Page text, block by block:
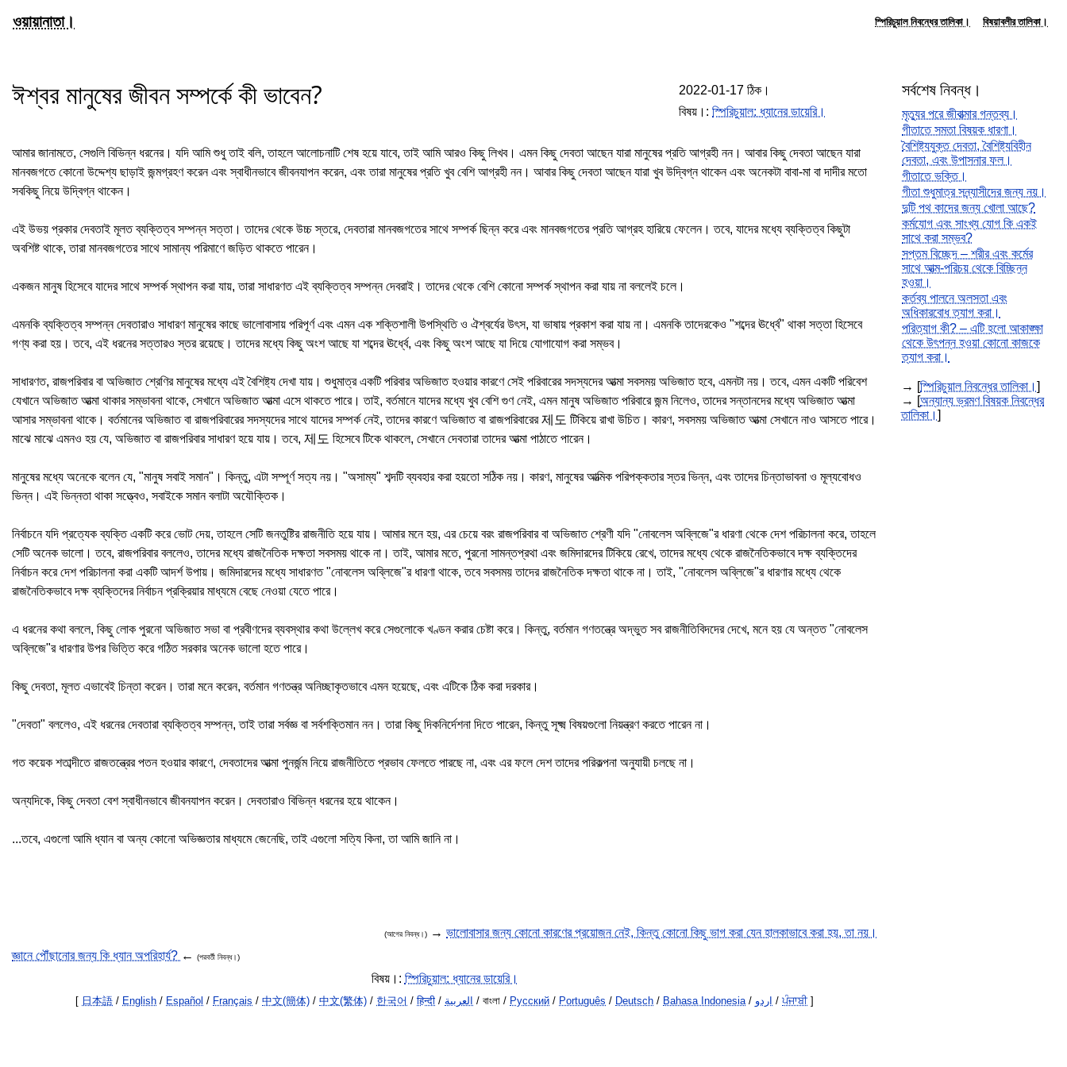
ওয়ায়ানাতা। স্পিরিচুয়াল নিবন্ধের তালিকা। বিষয়াবলীর তালিকা।
ঈশ্বর মানুষের জীবন সম্পর্কে কী ভাবেন?
2022-01-17 ঠিক।
বিষয়।: স্পিরিচুয়াল: ধ্যানের ডায়েরি।
আমার জানামতে, সেগুলি বিভিন্ন ধরনের। যদি আমি শুধু তাই বলি, তাহলে আলোচনাটি শেষ হয়ে যাবে, তাই আমি আরও কিছু লিখব। এমন কিছু দেবতা আছেন যারা মানুষের প্রতি আগ্রহী নন। আবার কিছু দেবতা আছেন যারা
মানবজগতে কোনো উদ্দেশ্য ছাড়াই জন্মগ্রহণ করেন এবং স্বাধীনভাবে জীবনযাপন করেন, এবং তারা মানুষের প্রতি খুব বেশি আগ্রহী নন। আবার কিছু দেবতা আছেন যারা খুব উদ্বিগ্ন থাকেন এবং অনেকটা বাবা-মা বা দাদীর মতো
সবকিছু নিয়ে উদ্বিগ্ন থাকেন।
এই উভয় প্রকার দেবতাই মূলত ব্যক্তিত্ব সম্পন্ন সত্তা। তাদের থেকে উচ্চ স্তরে, দেবতারা মানবজগতের সাথে সম্পর্ক ছিন্ন করে এবং মানবজগতের প্রতি আগ্রহ হারিয়ে ফেলেন। তবে, যাদের মধ্যে ব্যক্তিত্ব কিছুটা
অবশিষ্ট থাকে, তারা মানবজগতের সাথে সামান্য পরিমাণে জড়িত থাকতে পারেন।
একজন মানুষ হিসেবে যাদের সাথে সম্পর্ক স্থাপন করা যায়, তারা সাধারণত এই ব্যক্তিত্ব সম্পন্ন দেবরাই। তাদের থেকে বেশি কোনো সম্পর্ক স্থাপন করা যায় না বললেই চলে।
এমনকি ব্যক্তিত্ব সম্পন্ন দেবতারাও সাধারণ মানুষের কাছে ভালোবাসায় পরিপূর্ণ এবং এমন এক শক্তিশালী উপস্থিতি ও ঐশ্বর্যের উৎস, যা ভাষায় প্রকাশ করা যায় না। এমনকি তাদেরকেও "শব্দের ঊর্ধ্বে" থাকা সত্তা হিসেবে
গণ্য করা হয়। তবে, এই ধরনের সত্তারও স্তর রয়েছে। তাদের মধ্যে কিছু অংশ আছে যা শব্দের ঊর্ধ্বে, এবং কিছু অংশ আছে যা দিয়ে যোগাযোগ করা সম্ভব।
সাধারণত, রাজপরিবার বা অভিজাত শ্রেণির মানুষের মধ্যে এই বৈশিষ্ট্য দেখা যায়। শুধুমাত্র একটি পরিবার অভিজাত হওয়ার কারণে সেই পরিবারের সদস্যদের আত্মা সবসময় অভিজাত হবে, এমনটা নয়। তবে, এমন একটি পরিবেশ
যেখানে অভিজাত আত্মা থাকার সম্ভাবনা থাকে, সেখানে অভিজাত আত্মা এসে থাকতে পারে। তাই, বর্তমানে যাদের মধ্যে খুব বেশি গুণ নেই, এমন মানুষ অভিজাত পরিবারে জন্ম নিলেও, তাদের সন্তানদের মধ্যে অভিজাত আত্মা
আসার সম্ভাবনা থাকে। বর্তমানের অভিজাত বা রাজপরিবারের সদস্যদের সাথে যাদের সম্পর্ক নেই, তাদের কারণে অভিজাত বা রাজপরিবারের 제도 টিকিয়ে রাখা উচিত। কারণ, সবসময় অভিজাত আত্মা সেখানে নাও আসতে পারে।
মাঝে মাঝে এমনও হয় যে, অভিজাত বা রাজপরিবার সাধারণ হয়ে যায়। তবে, 제도 হিসেবে টিকে থাকলে, সেখানে দেবতারা তাদের আত্মা পাঠাতে পারেন।
মানুষের মধ্যে অনেকে বলেন যে, "মানুষ সবাই সমান"। কিন্তু, এটা সম্পূর্ণ সত্য নয়। "অসাম্য" শব্দটি ব্যবহার করা হয়তো সঠিক নয়। কারণ, মানুষের আত্মিক পরিপক্কতার স্তর ভিন্ন, এবং তাদের চিন্তাভাবনা ও মূল্যবোধও
ভিন্ন। এই ভিন্নতা থাকা সত্ত্বেও, সবাইকে সমান বলাটা অযৌক্তিক।
নির্বাচনে যদি প্রত্যেক ব্যক্তি একটি করে ভোট দেয়, তাহলে সেটি জনতুষ্টির রাজনীতি হয়ে যায়। আমার মনে হয়, এর চেয়ে বরং রাজপরিবার বা অভিজাত শ্রেণী যদি "নোবলেস অব্লিজে"র ধারণা থেকে দেশ পরিচালনা করে, তাহলে
সেটি অনেক ভালো। তবে, রাজপরিবার বললেও, তাদের মধ্যে রাজনৈতিক দক্ষতা সবসময় থাকে না। তাই, আমার মতে, পুরনো সামন্তপ্রথা এবং জমিদারদের টিকিয়ে রেখে, তাদের মধ্যে থেকে রাজনৈতিকভাবে দক্ষ ব্যক্তিদের
নির্বাচন করে দেশ পরিচালনা করা একটি আদর্শ উপায়। জমিদারদের মধ্যে সাধারণত "নোবলেস অব্লিজে"র ধারণা থাকে, তবে সবসময় তাদের রাজনৈতিক দক্ষতা থাকে না। তাই, "নোবলেস অব্লিজে"র ধারণার মধ্যে থেকে
রাজনৈতিকভাবে দক্ষ ব্যক্তিদের নির্বাচন প্রক্রিয়ার মাধ্যমে বেছে নেওয়া যেতে পারে।
এ ধরনের কথা বললে, কিছু লোক পুরনো অভিজাত সভা বা প্রবীণদের ব্যবস্থার কথা উল্লেখ করে সেগুলোকে খণ্ডন করার চেষ্টা করে। কিন্তু, বর্তমান গণতন্ত্রে অদ্ভুত সব রাজনীতিবিদদের দেখে, মনে হয় যে অন্তত "নোবলেস
অব্লিজে"র ধারণার উপর ভিত্তি করে গঠিত সরকার অনেক ভালো হতে পারে।
কিছু দেবতা, মূলত এভাবেই চিন্তা করেন। তারা মনে করেন, বর্তমান গণতন্ত্র অনিচ্ছাকৃতভাবে এমন হয়েছে, এবং এটিকে ঠিক করা দরকার।
"দেবতা" বললেও, এই ধরনের দেবতারা ব্যক্তিত্ব সম্পন্ন, তাই তারা সর্বজ্ঞ বা সর্বশক্তিমান নন। তারা কিছু দিকনির্দেশনা দিতে পারেন, কিন্তু সূক্ষ্ম বিষয়গুলো নিয়ন্ত্রণ করতে পারেন না।
গত কয়েক শতাব্দীতে রাজতন্ত্রের পতন হওয়ার কারণে, দেবতাদের আত্মা পুনর্জন্ম নিয়ে রাজনীতিতে প্রভাব ফেলতে পারছে না, এবং এর ফলে দেশ তাদের পরিকল্পনা অনুযায়ী চলছে না।
অন্যদিকে, কিছু দেবতা বেশ স্বাধীনভাবে জীবনযাপন করেন। দেবতারাও বিভিন্ন ধরনের হয়ে থাকেন।
...তবে, এগুলো আমি ধ্যান বা অন্য কোনো অভিজ্ঞতার মাধ্যমে জেনেছি, তাই এগুলো সত্যি কিনা, তা আমি জানি না।
(আগের নিবন্ধ।) → ভালোবাসার জন্য কোনো কারণের প্রয়োজন নেই, কিন্তু কোনো কিছু ভাগ করা যেন হালকাভাবে করা হয়, তা নয়।
জ্ঞানে পৌঁছানোর জন্য কি ধ্যান অপরিহার্য? ← (পরবর্তী নিবন্ধ।)
বিষয়।: স্পিরিচুয়াল: ধ্যানের ডায়েরি।
[ 日本語 / English / Español / Français / 中文(簡体) / 中文(繁体) / 한국어 /हिन्दी / العربية / বাংলা / Русский / Português / Deutsch / Bahasa Indonesia/ اردو / ਪੰਜਾਬੀ]
সর্বশেষ নিবন্ধ।
মৃত্যুর পরে জীবাত্মার গন্তব্য।
গীতাতে সমতা বিষয়ক ধারণা।
বৈশিষ্ট্যযুক্ত দেবতা, বৈশিষ্ট্যবিহীন
দেবতা, এবং উপাসনার ফল।
গীতাতে ভক্তি।
গীতা শুধুমাত্র সন্ন্যাসীদের জন্য নয়।
দুটি পথ কাদের জন্য খোলা আছে?
কর্মযোগ এবং সাংখ্য যোগ কি একই
সাথে করা সম্ভব?
সপ্তম বিচ্ছেদ – শরীর এবং কর্মের
সাথে আত্ম-পরিচয় থেকে বিচ্ছিন্ন
হওয়া।
কর্তব্য পালনে অলসতা এবং
অধিকারবোধ ত্যাগ করা।
পরিত্যাগ কী? – এটি হলো আকাঙ্ক্ষা
থেকে উৎপন্ন হওয়া কোনো কাজকে
ত্যাগ করা।
→ [স্পিরিচুয়াল নিবন্ধের তালিকা। ]
→ [অন্যান্য ভ্রমণ বিষয়ক নিবন্ধের
তালিকা। ]